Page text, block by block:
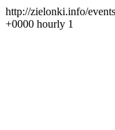
http://zielonki.info/
+0000 hourly 1